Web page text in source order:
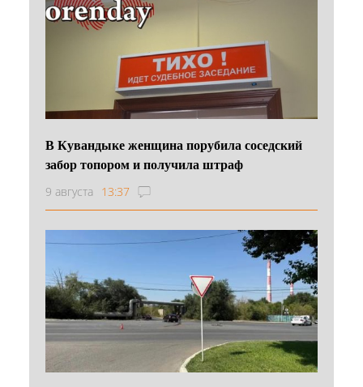
В Кувандыке женщина порубила соседский
забор топором и получила штраф
9 августа 13:37